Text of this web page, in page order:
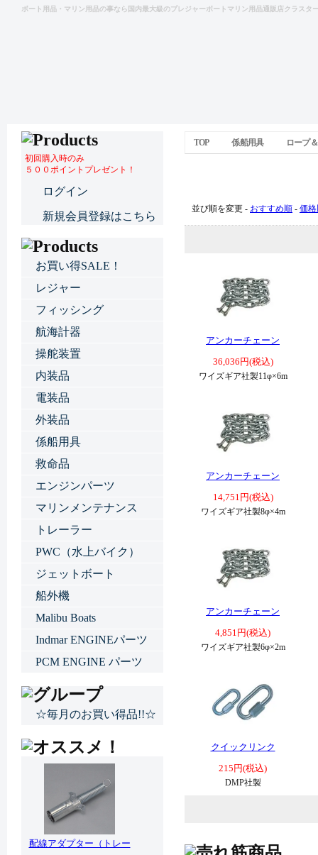
ボート用品・マリン用品の事なら国内最大級のプレジャーボートマリン用品通販店クラスタ
TOP 係船用具 ロープ
並び順を変更 - おすすめ順 - 価
アンカーチェーン
36,036円(税込)
ワイズギア社製11φ×6m
アンカーチェーン
14,751円(税込)
ワイズギア社製8φ×4m
アンカーチェーン
4,851円(税込)
ワイズギア社製6φ×2m
クイックリンク
215円(税込)
DMP社製
初回購入時のみ
５００ポイントプレゼント！
ログイン
新規会員登録はこちら
お買い得SALE！
レジャー
フィッシング
航海計器
操舵装置
内装品
電装品
外装品
係船用具
救命品
エンジンパーツ
マリンメンテナンス
トレーラー
PWC（水上バイク）
ジェットボート
船外機
Malibu Boats
Indmar ENGINEパーツ
PCM ENGINE パーツ
☆毎月のお買い得品!!☆
配線アダプター（トレー